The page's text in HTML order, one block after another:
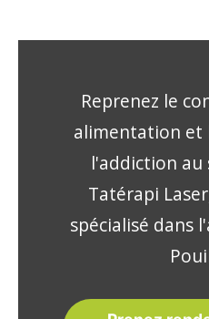
Reprenez le
alimentation et
l'addiction au
Tatérapi
spécialisé dans